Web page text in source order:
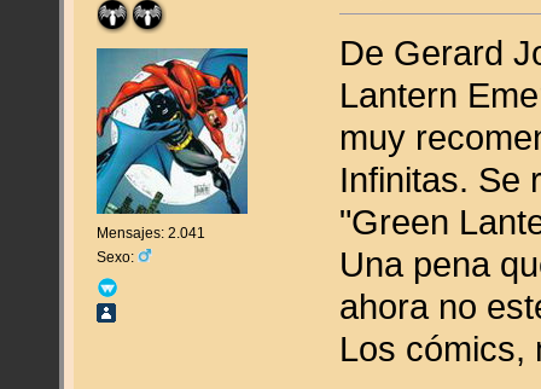
Mensajes: 2.041
Sexo:
De Gerard
Lantern
muy
Infinitas. Se
"Green
Una pena
ahora no
Los cómics,